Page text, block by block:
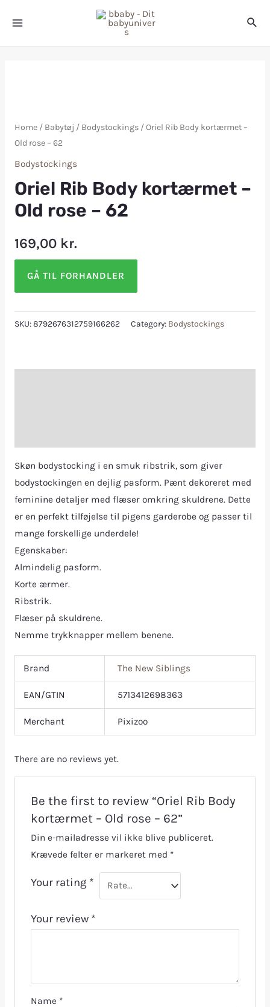
Home/ Babytøj / Bodystockings/ Oriel Rib Body kortærmet –
Old rose – 62
Bodystockings
Oriel Rib Body kortærmet –
Old rose – 62
169,00 kr.
GÅ TIL FORHANDLER
SKU:8792676312759166262 Category: Bodystockings
Skøn bodystocking i en smuk ribstrik, som giver
bodystockingen en dejlig pasform. Pænt dekoreret med
feminine detaljer med flæser omkring skuldrene. Dette
er en perfekt tilføjelse til pigens garderobe og passer til
mange forskellige underdele!
Egenskaber:
Almindelig pasform.
Korte ærmer.
Ribstrik.
Flæser på skuldrene.
Nemme trykknapper mellem benene.
Brand The New Siblings
EAN/GTIN 5713412698363
Merchant Pixizoo
There are no reviews yet.
Be the first to review “Oriel Rib Body
kortærmet – Old rose – 62”
Din e-mailadresse vil ikke blive publiceret.
Krævede felter er markeret med *
Your rating *
Your review *
Name *